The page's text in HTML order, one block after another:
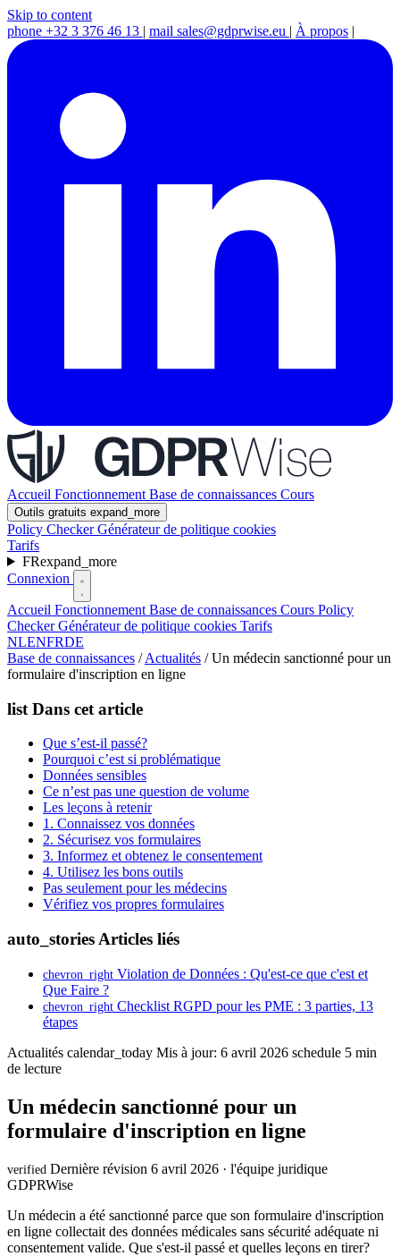
Skip to content
phone +32 3 376 46 13 | mail sales@gdprwise.eu | À propos |
Accueil Fonctionnement Base de connaissances Cours
Outils gratuits expand_more
Policy CheckerGénérateur de politique cookies
Tarifs
FRexpand_more
Connexion
Accueil Fonctionnement Base de connaissances Cours Policy
CheckerGénérateur de politique cookies Tarifs
NLENFRDE
Base de connaissances / Actualités / Un médecin sanctionné pour un
formulaire d'inscription en ligne
list Dans cet article
Que s’est-il passé?
Pourquoi c’est si problématique
Données sensibles
Ce n’est pas une question de volume
Les leçons à retenir
1. Connaissez vos données
2. Sécurisez vos formulaires
3. Informez et obtenez le consentement
4. Utilisez les bons outils
Pas seulement pour les médecins
Vérifiez vos propres formulaires
auto_stories Articles liés
chevron_right Violation de Données : Qu'est-ce que c'est et
Que Faire ?
chevron_right Checklist RGPD pour les PME : 3 parties, 13
étapes
Actualités calendar_today Mis à jour: 6 avril 2026 schedule 5 min
de lecture
Un médecin sanctionné pour un
formulaire d'inscription en ligne
verified Dernière révision 6 avril 2026 · l'équipe juridique
GDPRWise
Un médecin a été sanctionné parce que son formulaire d'inscription
en ligne collectait des données médicales sans sécurité adéquate ni
consentement valide. Que s'est-il passé et quelles leçons en tirer?